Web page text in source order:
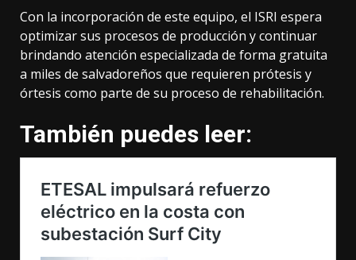
Con la incorporación de este equipo, el ISRI espera
optimizar sus procesos de producción y continuar
brindando atención especializada de forma gratuita
a miles de salvadoreños que requieren prótesis y
órtesis como parte de su proceso de rehabilitación.
También puedes leer: